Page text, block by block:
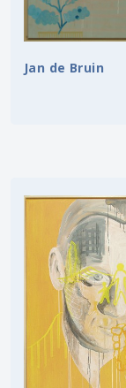
Jan de Bruin